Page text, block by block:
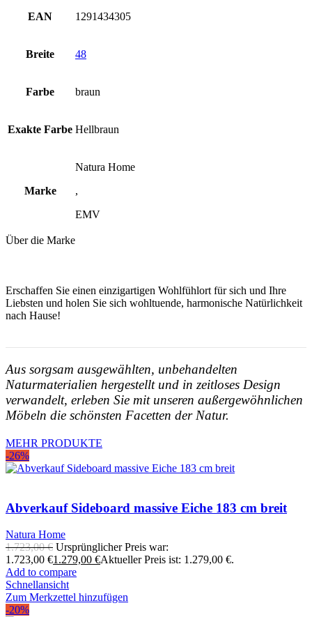
EAN 1291434305
Breite 48
Farbe braun
Exakte Farbe Hellbraun
Marke
Natura Home
,
EMV
Über die Marke
Erschaffen Sie einen einzigartigen Wohlfühlort für sich und Ihre
Liebsten und holen Sie sich wohltuende, harmonische Natürlichkeit
nach Hause!
Aus sorgsam ausgewählten, unbehandelten
Naturmaterialien hergestellt und in zeitloses Design
verwandelt, erleben Sie mit unseren außergewöhnlichen
Möbeln die schönsten Facetten der Natur.
MEHR PRODUKTE
-26%
Abverkauf Sideboard massive Eiche 183 cm breit
Natura Home
1.723,00€ Ursprünglicher Preis war:
1.723,00 €1.279,00 €Aktueller Preis ist: 1.279,00 €.
Add to compare
Schnellansicht
Zum Merkzettel hinzufügen
-20%